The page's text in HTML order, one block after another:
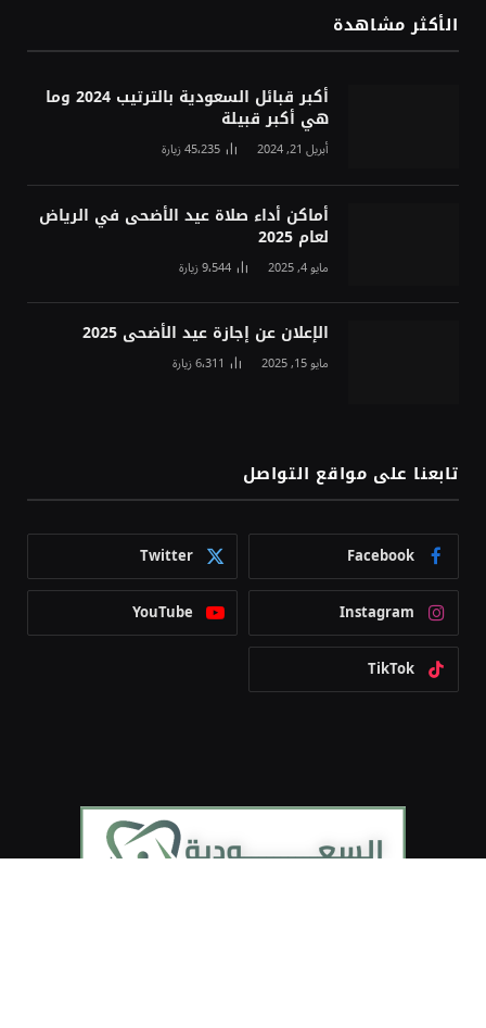
الأكثر مشاهدة
أكبر قبائل السعودية بالترتيب 2024 وما
هي أكبر قبيلة
أبريل 21, 2024 45٬235زيارة
أماكن أداء صلاة عيد الأضحى في الرياض
لعام 2025
مايو 4, 2025 9٬544زيارة
الإعلان عن إجازة عيد الأضحى 2025
مايو 15, 2025 6٬311زيارة
تابعنا على مواقع التواصل
Facebook
Twitter
Instagram
YouTube
TikTok